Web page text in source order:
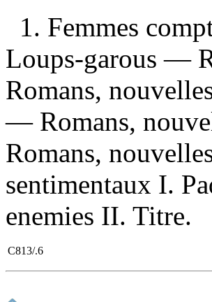
1. Femmes
Loups-garous —
Romans,
— Romans,
Romans,
sentimentaux I.
enemies II. Titre.
C813/.6